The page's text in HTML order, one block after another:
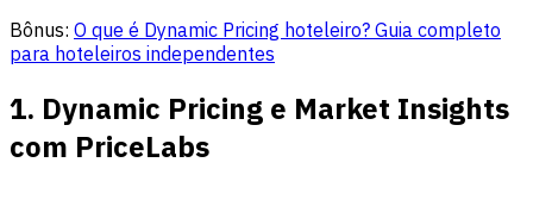
Bônus: O que é Dynamic Pricing hoteleiro? Guia completo
para hoteleiros independentes
1. Dynamic Pricing e Market Insights
com PriceLabs